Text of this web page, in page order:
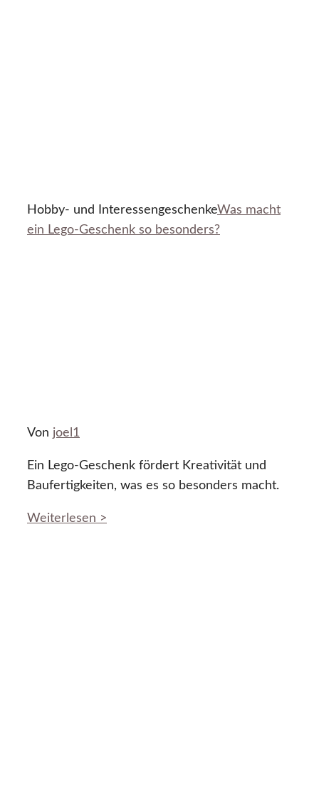
Hobby- und InteressengeschenkeWas macht
ein Lego-Geschenk so besonders?
Von joel1
Ein Lego-Geschenk fördert Kreativität und
Baufertigkeiten, was es so besonders macht.
Weiterlesen >